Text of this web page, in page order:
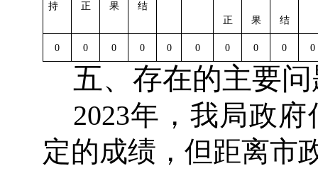
持 正 果 结
正 果 结
0 0 0 0 0 0 0 0 0 0
五、存在的主要
2023年，我局政府
定的成绩，但距离市